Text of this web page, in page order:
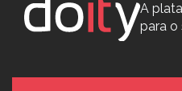
A
para o